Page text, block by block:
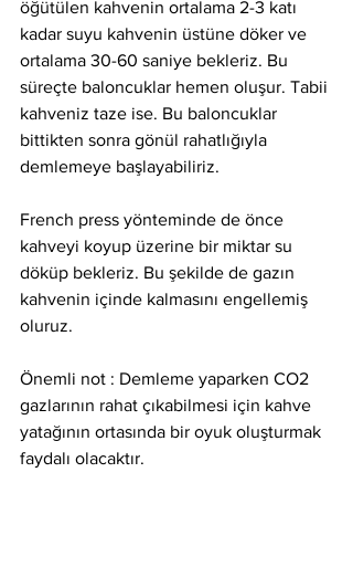
öğütülen kahvenin ortalama 2-3 katı
kadar suyu kahvenin üstüne döker ve
ortalama 30-60 saniye bekleriz. Bu
süreçte baloncuklar hemen oluşur. Tabii
kahveniz taze ise. Bu baloncuklar
bittikten sonra gönül rahatlığıyla
demlemeye başlayabiliriz.
French press yönteminde de önce
kahveyi koyup üzerine bir miktar su
döküp bekleriz. Bu şekilde de gazın
kahvenin içinde kalmasını engellemiş
oluruz.
Önemli not : Demleme yaparken CO2
gazlarının rahat çıkabilmesi için kahve
yatağının ortasında bir oyuk oluşturmak
faydalı olacaktır.